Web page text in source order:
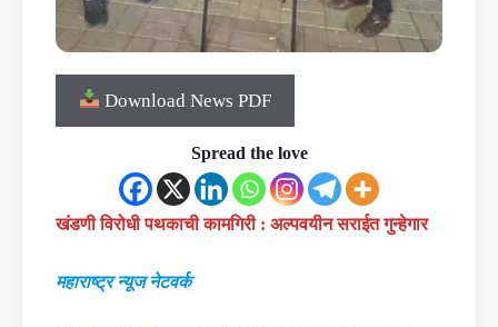
Download News PDF
Spread the love
खंडणी विरोधी पथकाची कामगिरी : अल्पवयीन सराईत गुन्हेगार
महाराष्ट्र न्यूज नेटवर्क